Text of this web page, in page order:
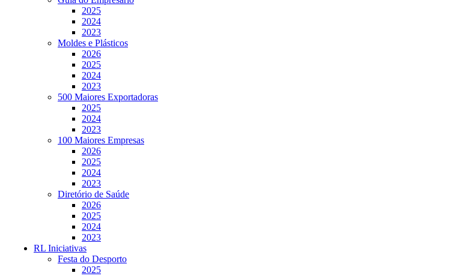
2025
2024
2023
Moldes e Plásticos
2026
2025
2024
2023
500 Maiores Exportadoras
2025
2024
2023
100 Maiores Empresas
2026
2025
2024
2023
Diretório de Saúde
2026
2025
2024
2023
RL Iniciativas
Festa do Desporto
2025